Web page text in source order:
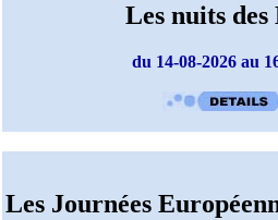
Les nuits des
du 14-08-2026 au
Les Journées